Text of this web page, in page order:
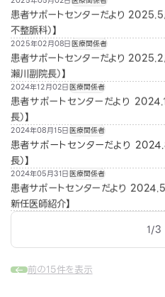
患者サポートセンターだより 2025.5
不整脈科）】
2025年02月08日医療関係者
患者サポートセンターだより 2025.2
瀨川副院長）】
2024年12月02日医療関係者
患者サポートセンターだより
長）】
2024年08月15日医療関係者
患者サポートセンターだより
長）】
2024年05月31日医療関係者
患者サポートセンターだより 2024.5
新任医師紹介】
1/3
前の15件を表示